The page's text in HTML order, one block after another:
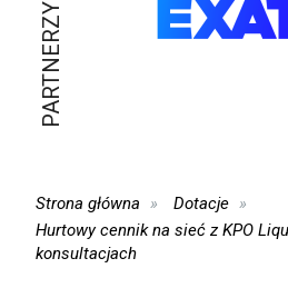
PARTNERZY
Strona główna
Dotacje
Hurtowy cennik na sieć z KPO
konsultacjach